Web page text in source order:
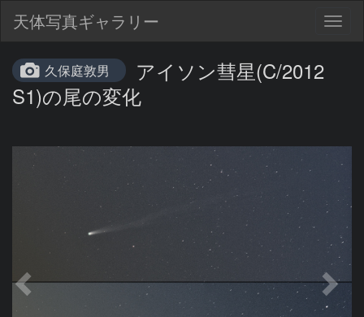
天体写真ギャラリー
久保庭敦男
アイソン彗星(C/2012
S1)の尾の変化